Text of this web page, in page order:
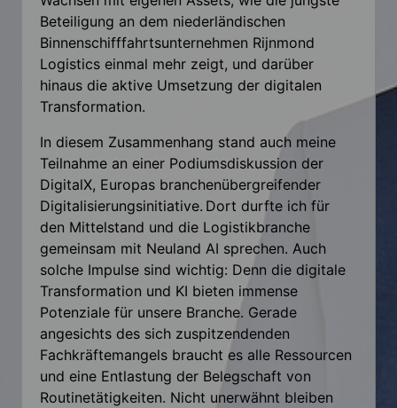
Beteiligung an dem niederländischen
Binnenschifffahrtsunternehmen Rijnmond
Logistics einmal mehr zeigt, und darüber
hinaus die aktive Umsetzung der digitalen
Transformation.
In diesem Zusammenhang stand auch meine
Teilnahme an einer Podiumsdiskussion der
DigitalX, Europas branchenübergreifender
Digitalisierungsinitiative. Dort durfte ich für
den Mittelstand und die Logistikbranche
gemeinsam mit Neuland AI sprechen. Auch
solche Impulse sind wichtig: Denn die digitale
Transformation und KI bieten immense
Potenziale für unsere Branche. Gerade
angesichts des sich zuspitzendenden
Fachkräftemangels braucht es alle Ressourcen
und eine Entlastung der Belegschaft von
Routinetätigkeiten. Nicht unerwähnt bleiben